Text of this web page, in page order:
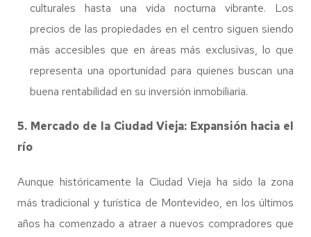
culturales hasta una vida nocturna vibrante. Los
precios de las propiedades en el centro siguen siendo
más accesibles que en áreas más exclusivas, lo que
representa una oportunidad para quienes buscan una
buena rentabilidad en su inversión inmobiliaria.
5. Mercado de la Ciudad Vieja: Expansión hacia el
río
Aunque históricamente la Ciudad Vieja ha sido la zona
más tradicional y turística de Montevideo, en los últimos
años ha comenzado a atraer a nuevos compradores que